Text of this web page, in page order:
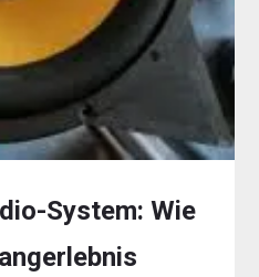
System: Wie